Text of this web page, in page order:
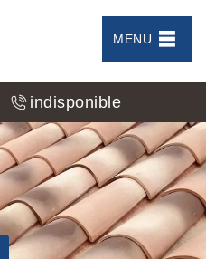
MENU
indisponible